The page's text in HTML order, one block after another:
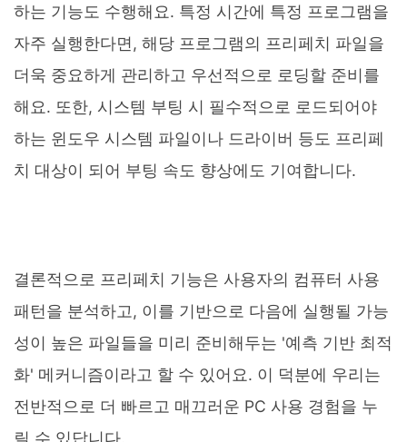
하는 기능도 수행해요. 특정 시간에 특정 프로그램을
자주 실행한다면, 해당 프로그램의 프리페치 파일을
더욱 중요하게 관리하고 우선적으로 로딩할 준비를
해요. 또한, 시스템 부팅 시 필수적으로 로드되어야
하는 윈도우 시스템 파일이나 드라이버 등도 프리페
치 대상이 되어 부팅 속도 향상에도 기여합니다.
결론적으로 프리페치 기능은 사용자의 컴퓨터 사용
패턴을 분석하고, 이를 기반으로 다음에 실행될 가능
성이 높은 파일들을 미리 준비해두는 '예측 기반 최적
화' 메커니즘이라고 할 수 있어요. 이 덕분에 우리는
전반적으로 더 빠르고 매끄러운 PC 사용 경험을 누
릴 수 있답니다.